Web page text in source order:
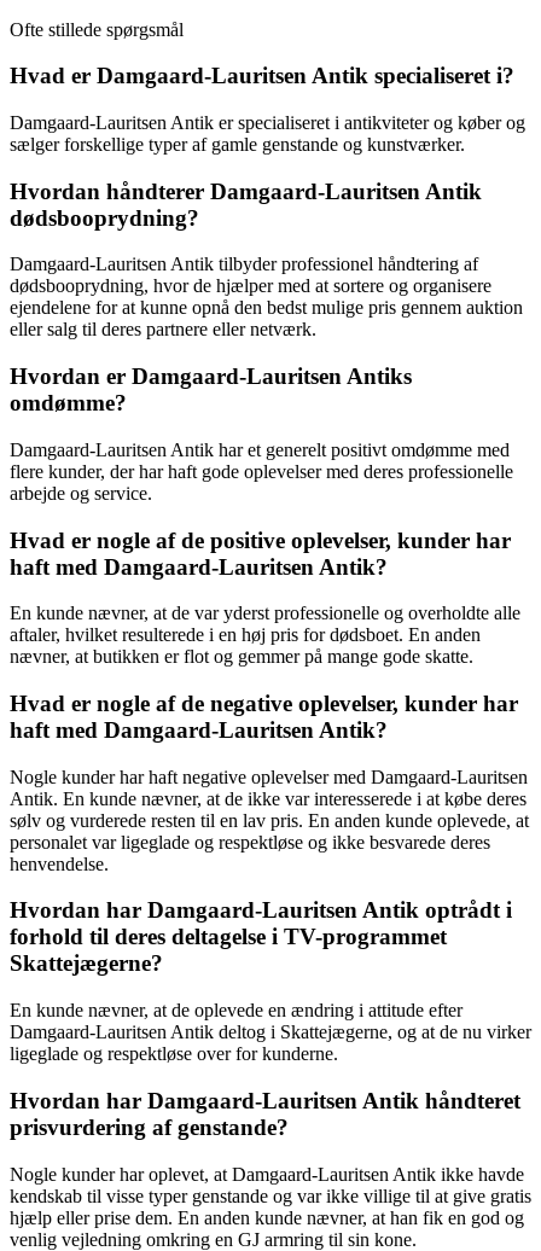
Ofte stillede spørgsmål
Hvad er Damgaard-Lauritsen Antik specialiseret i?
Damgaard-Lauritsen Antik er specialiseret i antikviteter og køber og
sælger forskellige typer af gamle genstande og kunstværker.
Hvordan håndterer Damgaard-Lauritsen Antik
dødsbooprydning?
Damgaard-Lauritsen Antik tilbyder professionel håndtering af
dødsbooprydning, hvor de hjælper med at sortere og organisere
ejendelene for at kunne opnå den bedst mulige pris gennem auktion
eller salg til deres partnere eller netværk.
Hvordan er Damgaard-Lauritsen Antiks
omdømme?
Damgaard-Lauritsen Antik har et generelt positivt omdømme med
flere kunder, der har haft gode oplevelser med deres professionelle
arbejde og service.
Hvad er nogle af de positive oplevelser, kunder har
haft med Damgaard-Lauritsen Antik?
En kunde nævner, at de var yderst professionelle og overholdte alle
aftaler, hvilket resulterede i en høj pris for dødsboet. En anden
nævner, at butikken er flot og gemmer på mange gode skatte.
Hvad er nogle af de negative oplevelser, kunder har
haft med Damgaard-Lauritsen Antik?
Nogle kunder har haft negative oplevelser med Damgaard-Lauritsen
Antik. En kunde nævner, at de ikke var interesserede i at købe deres
sølv og vurderede resten til en lav pris. En anden kunde oplevede, at
personalet var ligeglade og respektløse og ikke besvarede deres
henvendelse.
Hvordan har Damgaard-Lauritsen Antik optrådt i
forhold til deres deltagelse i TV-programmet
Skattejægerne?
En kunde nævner, at de oplevede en ændring i attitude efter
Damgaard-Lauritsen Antik deltog i Skattejægerne, og at de nu virker
ligeglade og respektløse over for kunderne.
Hvordan har Damgaard-Lauritsen Antik håndteret
prisvurdering af genstande?
Nogle kunder har oplevet, at Damgaard-Lauritsen Antik ikke havde
kendskab til visse typer genstande og var ikke villige til at give gratis
hjælp eller prise dem. En anden kunde nævner, at han fik en god og
venlig vejledning omkring en GJ armring til sin kone.